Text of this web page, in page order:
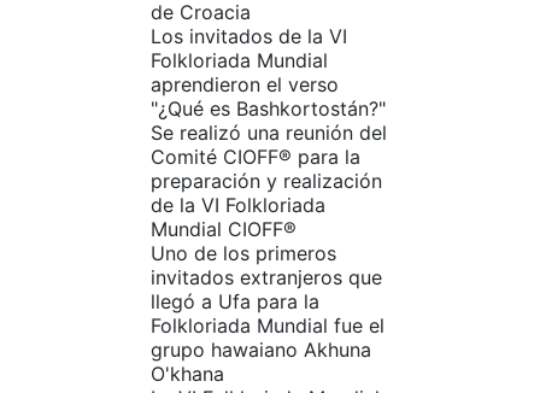
de Croacia
Los invitados de la VI
Folkloriada Mundial
aprendieron el verso
"¿Qué es Bashkortostán?"
Se realizó una reunión del
Comité CIOFF® para la
preparación y realización
de la VI Folkloriada
Mundial CIOFF®
Uno de los primeros
invitados extranjeros que
llegó a Ufa para la
Folkloriada Mundial fue el
grupo hawaiano Akhuna
O'khana